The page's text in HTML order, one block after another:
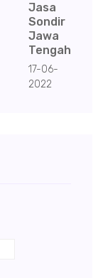
Jasa
Sondir
Jawa
Tengah
17-06-
2022